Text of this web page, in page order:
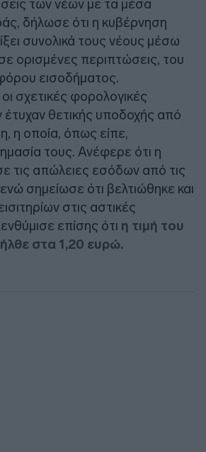
των νέων με τα μέσα
δήλωσε ότι η κυβέρνηση
συνολικά τους νέους μέσω
ορισμένες περιπτώσεις, του
εισοδήματος.
σχετικές φορολογικές
θετικής υποδοχής από
η οποία, όπως είπε,
τους. Ανέφερε ότι η
τις απώλειες εσόδων από τις
σημείωσε ότι βελτιώθηκε και
στις αστικές
επίσης ότι η τιμή του
στα 1,20 ευρώ.